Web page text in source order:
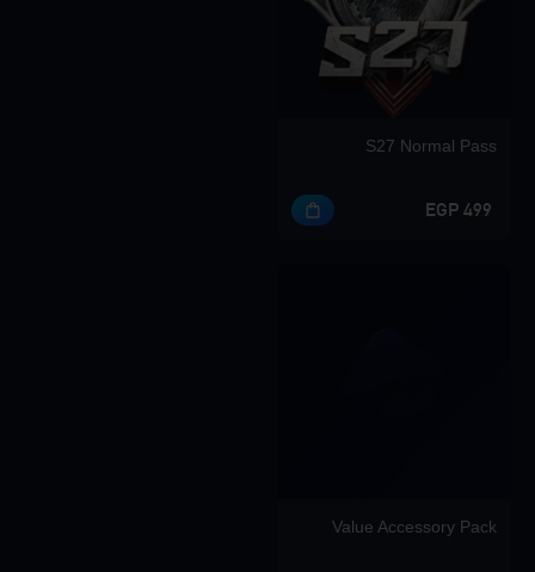
S27 Normal Pass
499 EGP
Value Accessory Pack